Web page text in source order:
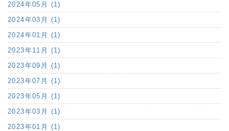
2024年05月 (1)
2024年03月 (1)
2024年01月 (1)
2023年11月 (1)
2023年09月 (1)
2023年07月 (1)
2023年05月 (1)
2023年03月 (1)
2023年01月 (1)